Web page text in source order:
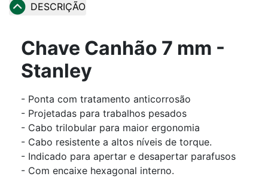
DESCRIÇÃO
Chave Canhão 7 mm -
Stanley
- Ponta com tratamento anticorrosão
- Projetadas para trabalhos pesados
- Cabo trilobular para maior ergonomia
- Cabo resistente a altos níveis de torque.
- Indicado para apertar e desapertar parafusos
- Com encaixe hexagonal interno.